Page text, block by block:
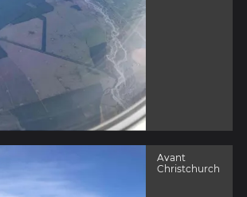
Avant
Christchurch